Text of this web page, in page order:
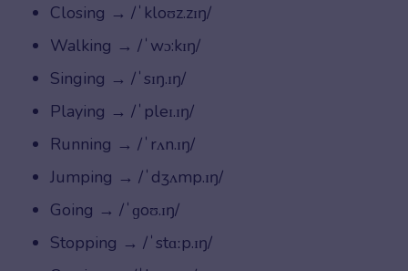
Closing → /ˈkloʊz.zɪŋ/
Walking → /ˈwɔ:kɪŋ/
Singing → /ˈsɪŋ.ɪŋ/
Playing → /ˈpleɪ.ɪŋ/
Running → /ˈrʌn.ɪŋ/
Jumping → /ˈdʒʌmp.ɪŋ/
Going → /ˈɡoʊ.ɪŋ/
Stopping → /ˈstɑːp.ɪŋ/